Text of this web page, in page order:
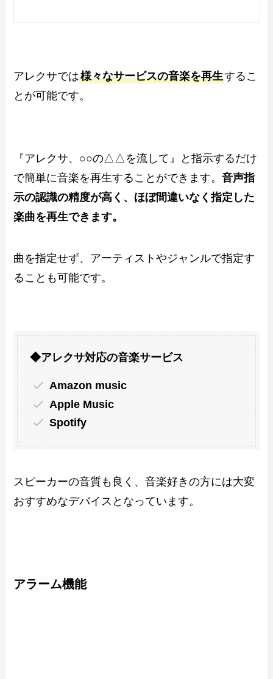
アレクサでは様々なサービスの音楽を再生するこ
とが可能です。
『アレクサ、○○の△△を流して』と指示するだけ
で簡単に音楽を再生することができます。音声指
示の認識の精度が高く、ほぼ間違いなく指定した
楽曲を再生できます。
曲を指定せず、アーティストやジャンルで指定す
ることも可能です。
◆アレクサ対応の音楽サービス
Amazon music
Apple Music
Spotify
スピーカーの音質も良く、音楽好きの方には大変
おすすめなデバイスとなっています。
アラーム機能